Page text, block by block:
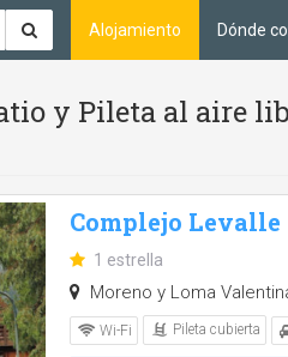
Alojamiento Dónde
y Pileta al aire
Complejo Levalle
1 estrella
Moreno y Loma
Wi-Fi Pileta cubierta